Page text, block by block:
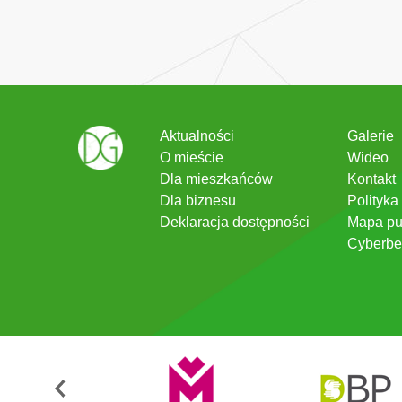
Aktualności
O mieście
Dla mieszkańców
Dla biznesu
Deklaracja dostępności
Galerie
Wideo
Kontakt
Mapa